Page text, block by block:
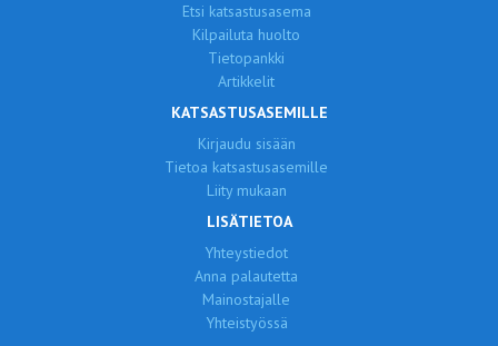
Etsi katsastusasema
Kilpailuta huolto
Tietopankki
Artikkelit
KATSASTUSASEMILLE
Kirjaudu sisään
Tietoa katsastusasemille
Liity mukaan
LISÄTIETOA
Yhteystiedot
Anna palautetta
Mainostajalle
Yhteistyössä